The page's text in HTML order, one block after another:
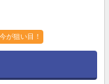
今が狙い目！